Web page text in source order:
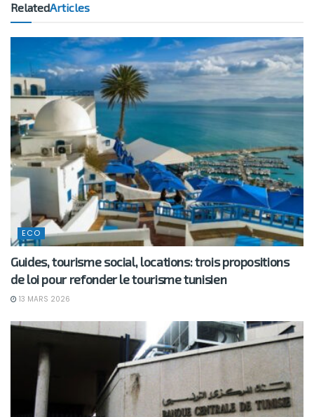
RelatedArticles
ECO
Guides, tourisme social, locations: trois propositions
de loi pour refonder le tourisme tunisien
13 MARS 2026